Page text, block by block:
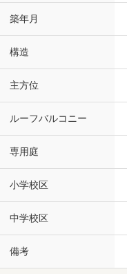
築年月
構造
主方位
ルーフバルコニー
専用庭
小学校区
中学校区
備考